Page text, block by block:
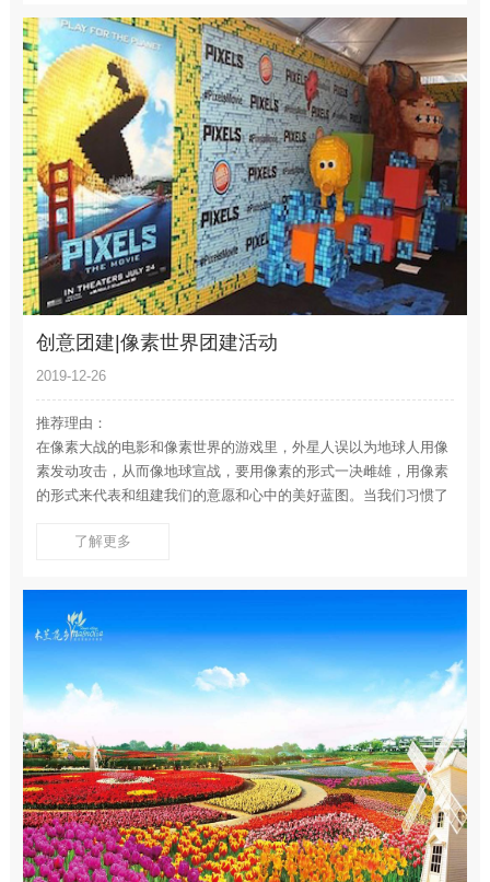
创意团建|像素世界团建活动
2019-12-26
推荐理由：
在像素大战的电影和像素世界的游戏里，外星人误以为地球人用像
素发动攻击，从而像地球宣战，要用像素的形式一决雌雄，用像素
的形式来代表和组建我们的意愿和心中的美好蓝图。当我们习惯了
欢乐时光的像素色块？萌萌的马里奥、狂奔的炸弹人、爱吃香蕉的
来多少的欢乐，就让我们一起来回忆一下。
了解更多